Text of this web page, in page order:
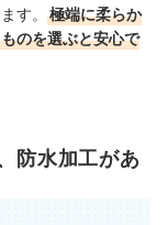
す。
極端に柔らか
のを選ぶと安心で
防水加工があ